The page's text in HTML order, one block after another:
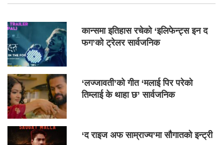
कान्समा इतिहास रचेको ‘इलिफेन्ट्स इन द
फग’को ट्रेलर सार्वजनिक
‘लज्जावती’को गीत ‘मलाई पिर परेको
तिम्लाई के थाहा छ’ सार्वजनिक
‘द राइज अफ साम्राज्य’मा सौगातको इन्ट्री